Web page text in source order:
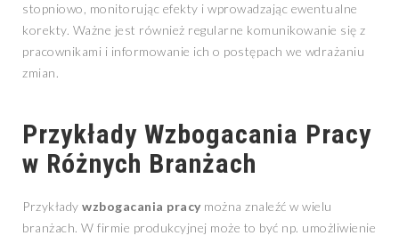
stopniowo, monitorując efekty i wprowadzając ewentualne
korekty. Ważne jest również regularne komunikowanie się z
pracownikami i informowanie ich o postępach we wdrażaniu
zmian.
Przykłady Wzbogacania Pracy
w Różnych Branżach
Przykłady wzbogacania pracy można znaleźć w wielu
branżach. W firmie produkcyjnej może to być np. umożliwienie